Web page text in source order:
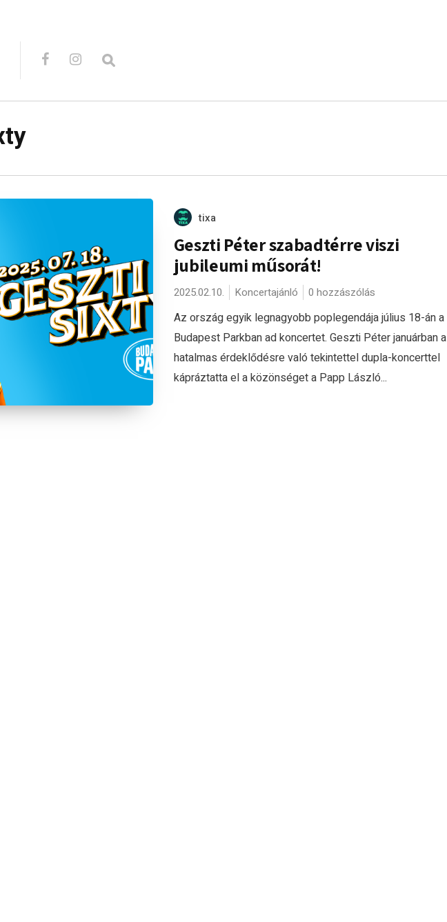
tixa
Geszti Péter szabadtérre viszi
jubileumi műsorát!
2025.02.10. Koncertajánló 0 hozzászólás
Az ország egyik legnagyobb poplegendája július 18-án a
Budapest Parkban ad koncertet. Geszti Péter januárban a
hatalmas érdeklődésre való tekintettel dupla-koncerttel
kápráztatta el a közönséget a Papp László...